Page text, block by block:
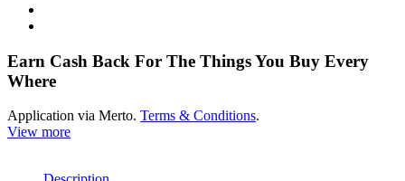
Earn Cash Back For The Things You Buy Every
Where
Application via Merto. Terms & Conditions.
View more